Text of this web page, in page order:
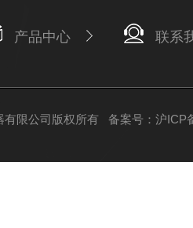
产品中心 联系
有限公司版权所有 备案号：沪ICP